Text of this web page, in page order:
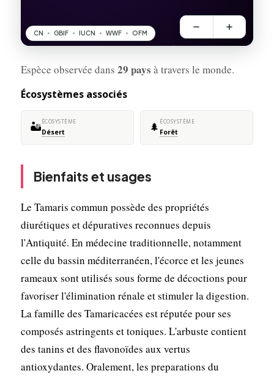
Espèce observée dans 29 pays à travers le monde.
Écosystèmes associés
🏜️ÉCOSYSTÈME
Désert 🌲 ÉCOSYSTÈME
Forêt
Bienfaits et usages
Le Tamaris commun possède des propriétés
diurétiques et dépuratives reconnues depuis
l'Antiquité. En médecine traditionnelle, notamment
celle du bassin méditerranéen, l'écorce et les jeunes
rameaux sont utilisés sous forme de décoctions pour
favoriser l'élimination rénale et stimuler la digestion.
La famille des Tamaricacées est réputée pour ses
composés astringents et toniques. L'arbuste contient
des tanins et des flavonoïdes aux vertus
antioxydantes. Oralement, les preparations du